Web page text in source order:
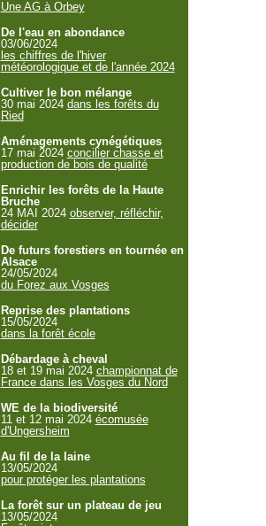
Une AG à Orbey
De l'eau en abondance
03/06/2024
les chiffres de l'hiver
météorologique et de l'année 2024
Cultiver le bon mélange
30 mai 2024 dans les forêts du
Ried
Aménagements cynégétiques
17 mai 2024 concilier chasse et
production de bois de qualité
Enrichir les forêts de la Haute
Bruche
24 MAI 2024 observer, réfléchir,
décider
De futurs forestiers en tournée en
Alsace
24/05/2024
du Forez aux Vosges
Reprise des plantations
15/05/2024
dans la forêt école
Débardage à cheval
18 et 19 mai 2024 championnat de
France dans les Vosges du Nord
WE de la biodiversité
11 et 12 mai 2024 écomusée
d'Ungersheim
Au fil de la laine
13/05/2024
pour protéger les plantations
La forêt sur un plateau de jeu
13/05/2024